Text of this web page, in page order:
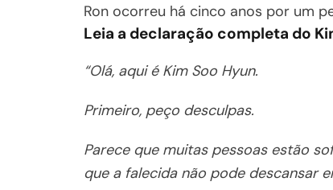
Ron ocorreu há cinco anos por um
Leia a declaração completa do
“Olá, aqui é Kim Soo Hyun.
Primeiro, peço desculpas.
Parece que muitas pessoas estão
que a falecida não pode descansar